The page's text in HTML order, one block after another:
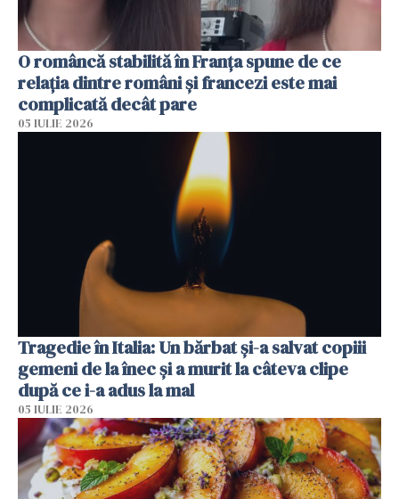
O româncă stabilită în Franța spune de ce
relația dintre români și francezi este mai
complicată decât pare
05 IULIE 2026
Tragedie în Italia: Un bărbat și-a salvat copiii
gemeni de la înec și a murit la câteva clipe
după ce i-a adus la mal
05 IULIE 2026